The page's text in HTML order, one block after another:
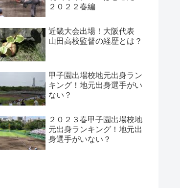
２０２２春編
近畿大会出場！大阪代表
山田高校監督の経歴とは？
甲子園出場校地元出身ラン
キング！地元出身選手がい
ない？
２０２３春甲子園出場校地
元出身ランキング！地元出
身選手がいない？